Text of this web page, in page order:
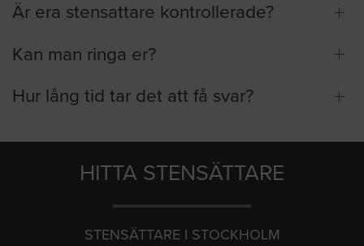
Är era stensattare kontrollerade?
Kan man ringa er?
Hur lång tid tar det att få svar?
HITTA STENSÄTTARE
STENSÄTTARE I STOCKHOLM